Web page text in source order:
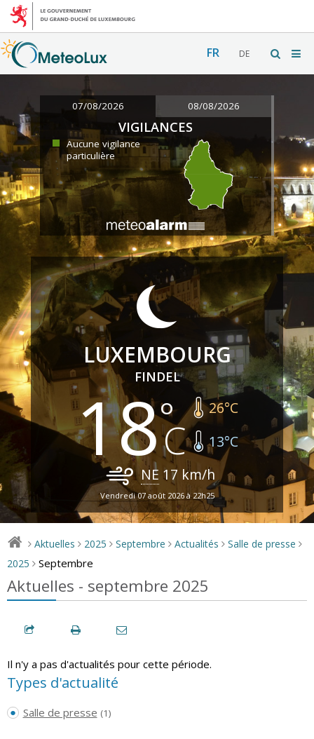
FR DE
07/08/2026 08/08/2026
VIGILANCES
Aucune vigilance
particulière
LUXEMBOURG
FINDEL
18 26°C
13°C
NE 17 km/h
Vendredi 07 août 2026 à 22h25
> Aktuelles > 2025 > Septembre > Actualités > Salle de presse >
2025 > Septembre
Aktuelles - septembre 2025
Il n'y a pas d'actualités pour cette période.
Types d'actualité
Salle de presse (1)